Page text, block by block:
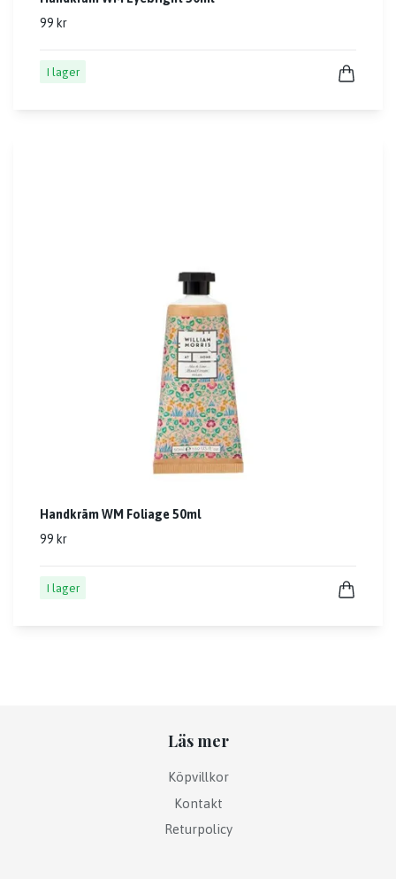
99 kr
I lager
Handkräm WM Foliage 50ml
99 kr
I lager
Läs mer
Köpvillkor
Kontakt
Returpolicy